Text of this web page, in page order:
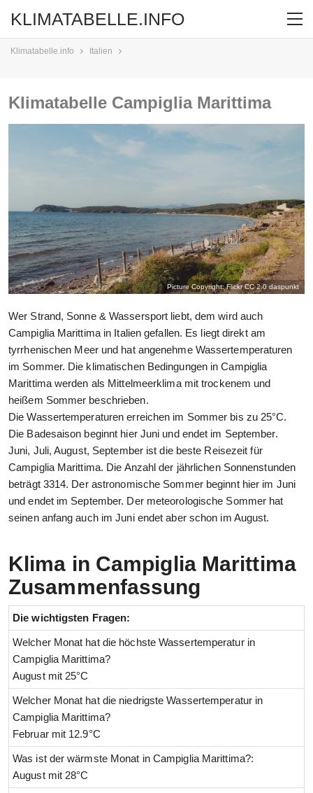
KLIMATABELLE.INFO
Klimatabelle.info Italien
Klimatabelle Campiglia Marittima
Picture Copyright: Flickr CC 2.0daspunkt
Wer Strand, Sonne & Wassersport liebt, dem wird auch
Campiglia Marittima in Italien gefallen. Es liegt direkt am
tyrrhenischen Meer und hat angenehme Wassertemperaturen
im Sommer. Die klimatischen Bedingungen in Campiglia
Marittima werden als Mittelmeerklima mit trockenem und
heißem Sommer beschrieben.
Die Wassertemperaturen erreichen im Sommer bis zu 25°C.
Die Badesaison beginnt hier Juni und endet im September.
Juni, Juli, August, September ist die beste Reisezeit für
Campiglia Marittima. Die Anzahl der jährlichen Sonnenstunden
beträgt 3314. Der astronomische Sommer beginnt hier im Juni
und endet im September. Der meteorologische Sommer hat
seinen anfang auch im Juni endet aber schon im August.
Klima in Campiglia Marittima
Zusammenfassung
Die wichtigsten Fragen:
Welcher Monat hat die höchste Wassertemperatur in
Campiglia Marittima?
August mit 25°C
Welcher Monat hat die niedrigste Wassertemperatur in
Campiglia Marittima?
Februar mit 12.9°C
Was ist der wärmste Monat in Campiglia Marittima?:
August mit 28°C